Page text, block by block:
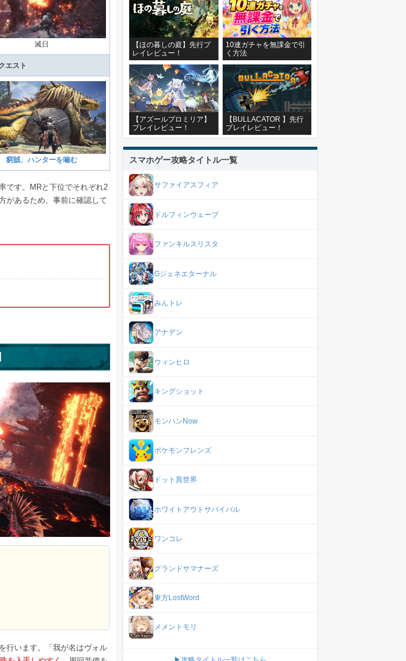
滅日
エスト
窮賊、ハンターを噛む
です。MRと下位でそれぞれ2
があるため、事前に確認して
行います。「我が名はヴォル
【ほの暮しの庭】先行プ
レイレビュー！
10連ガチャを無課金で引
く方法
【アズールプロミリア】
プレイレビュー！
【BULLACATOR 】先行
プレイレビュー！
スマホゲー攻略タイトル一覧
サファイアスフィア
ドルフィンウェーブ
ファンキルスリスタ
Gジェネエターナル
みんトレ
アナデン
ウィンヒロ
キングショット
モンハンNow
ポケモンフレンズ
ドット異世界
ホワイトアウトサバイバル
ワンコレ
グランドサマナーズ
東方LostWord
メメントモリ